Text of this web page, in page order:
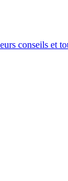
conseils et